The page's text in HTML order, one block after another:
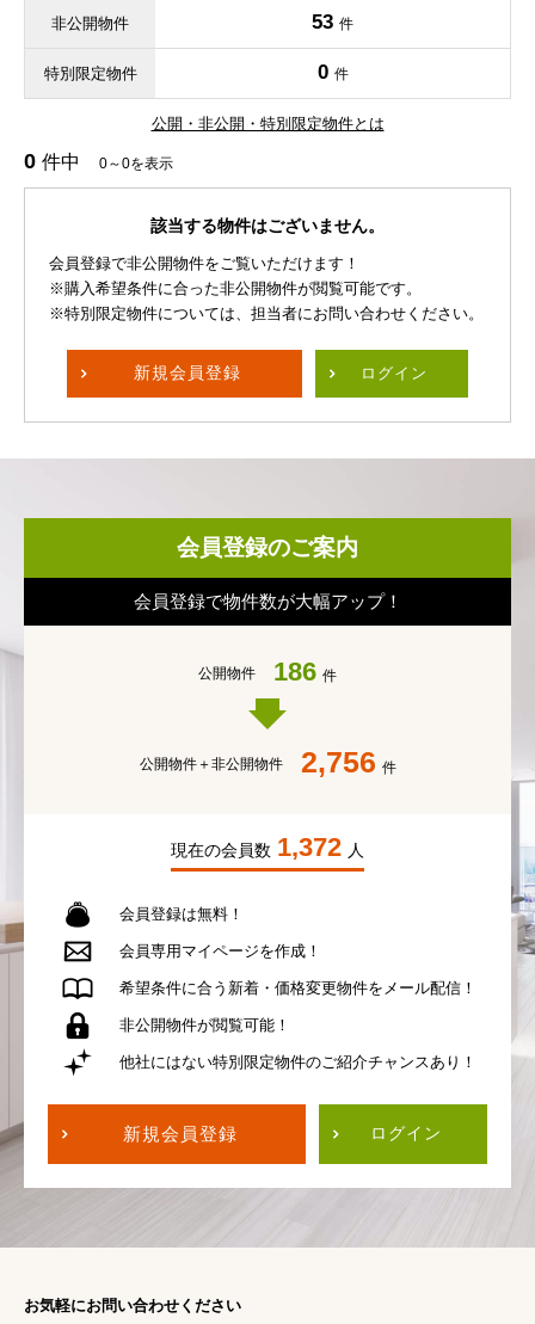
非公開物件 53 件
特別限定物件 0 件
公開・非公開・特別限定物件とは
0 件中 0～0を表示
該当する物件はございません。
会員登録で非公開物件をご覧いただけます！
※購入希望条件に合った非公開物件が閲覧可能です。
※特別限定物件については、担当者にお問い合わせください。
新規会員登録 ログイン
会員登録のご案内
会員登録で物件数が大幅アップ！
公開物件 186 件
公開物件＋非公開物件 2,756 件
現在の会員数 1,372 人
会員登録は無料！
会員専用 マイページを作成！
希望条件に合う 新着・価格変更物件を メール配信！
非公開物件が閲覧可能！
他社にはない特別限定物件のご紹介チャンスあり！
新規会員登録 ログイン
お気軽にお問い合わせください